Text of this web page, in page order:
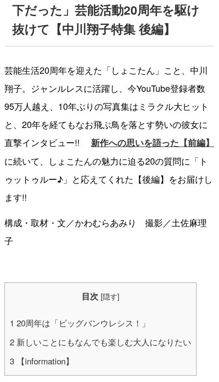
下だった」芸能活動20周年を駆け
抜けて【中川翔子特集 後編】
芸能生活20周年を迎えた「しょこたん」こと、中川
翔子。ジャンルレスに活躍し、今YouTube登録者数
95万人越え、10年ぶりの写真集はミラクル大ヒット
と、20年を経てもなお飛ぶ鳥を落とす勢いの彼女に
直撃インタビュー!! 新作への思いを語った【前編】
に続いて、しょこたんの魅力に迫る20の質問に「ト
ゥットゥルー♪」と応えてくれた【後編】をお届けし
ます!!
構成・取材・文／かわむらあみり 撮影／土佐麻理
子
目次 [隠す]
1 20周年は「ビッグバンウレシス！」
2新しいことにもなんでも楽しむ大人になりたい
3【information】